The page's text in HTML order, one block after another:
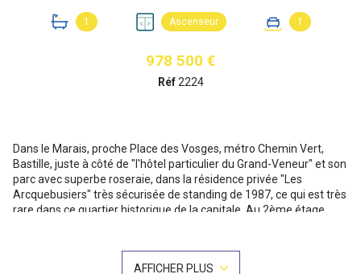
1 Ascenseur 1
978 500 €
Réf2224
Dans le Marais, proche Place des Vosges, métro Chemin Vert,
Bastille, juste à côté de "l'hôtel particulier du Grand-Veneur" et son
parc avec superbe roseraie, dans la résidence privée "Les
Arcquebusiers" très sécurisée de standing de 1987, ce qui est très
rare dans ce quartier historique de la capitale. Au 2ème étage
LUMINEUX ; Il se compose d'une belle entrée avec bibliothèque et
grands placards, grand séjour de 33m² avec parquet et grande
AFFICHER PLUS